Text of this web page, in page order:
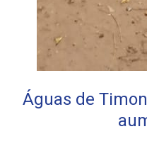
Águas de